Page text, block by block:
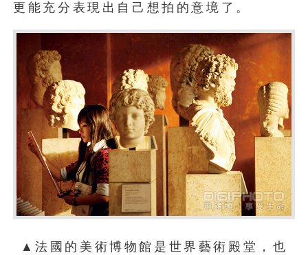
更能充分表現出自己想拍的意境了。
▲法國的美術博物館是世界藝術殿堂，也